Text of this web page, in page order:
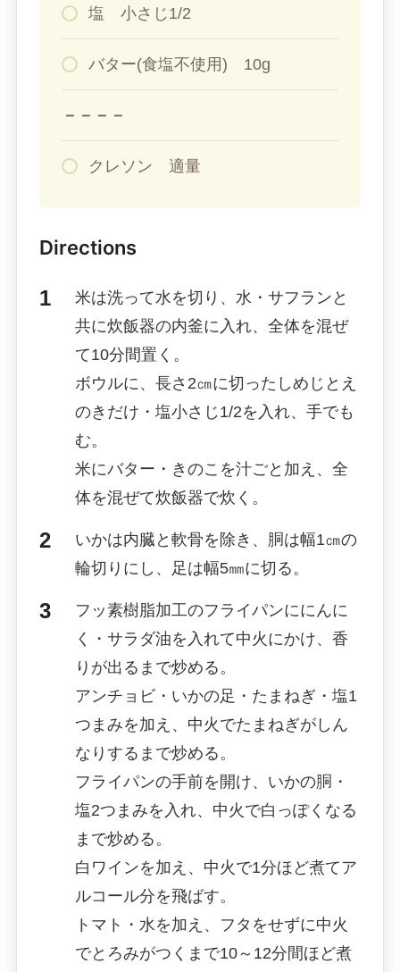
塩 小さじ1/2
バター(食塩不使用) 10g
－－－－
クレソン 適量
Directions
米は洗って水を切り、水・サフランと
共に炊飯器の内釜に入れ、全体を混ぜ
て10分間置く。
ボウルに、長さ2㎝に切ったしめじとえ
のきだけ・塩小さじ1/2を入れ、手でも
む。
米にバター・きのこを汁ごと加え、全
体を混ぜて炊飯器で炊く。
いかは内臓と軟骨を除き、胴は幅1㎝の
輪切りにし、足は幅5㎜に切る。
フッ素樹脂加工のフライパンににんに
く・サラダ油を入れて中火にかけ、香
りが出るまで炒める。
アンチョビ・いかの足・たまねぎ・塩1
つまみを加え、中火でたまねぎがしん
なりするまで炒める。
フライパンの手前を開け、いかの胴・
塩2つまみを入れ、中火で白っぽくなる
まで炒める。
白ワインを加え、中火で1分ほど煮てア
ルコール分を飛ばす。
トマト・水を加え、フタをせずに中火
でとろみがつくまで10～12分間ほど煮